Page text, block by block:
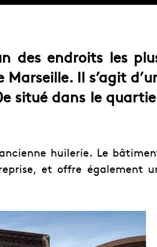
des endroits les
Il s’agit
situé dans le
huilerie. Le
et offre également